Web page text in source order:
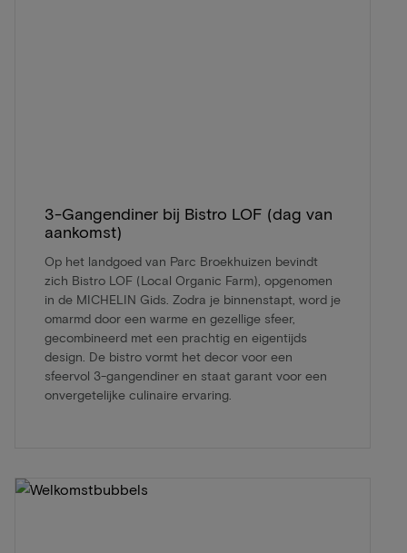
3-Gangendiner bij Bistro LOF (dag van
aankomst)
Op het landgoed van Parc Broekhuizen bevindt
zich Bistro LOF (Local Organic Farm), opgenomen
in de MICHELIN Gids. Zodra je binnenstapt, word je
omarmd door een warme en gezellige sfeer,
gecombineerd met een prachtig en eigentijds
design. De bistro vormt het decor voor een
sfeervol 3-gangendiner en staat garant voor een
onvergetelijke culinaire ervaring.